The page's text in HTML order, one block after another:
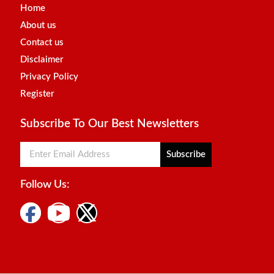
Home
About us
Contact us
Disclaimer
Privacy Policy
Register
Subscribe To Our Best Newsletters
Subscribe
Follow Us: